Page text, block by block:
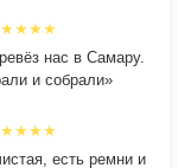
нас в Самару.
и собрали»
есть ремни и